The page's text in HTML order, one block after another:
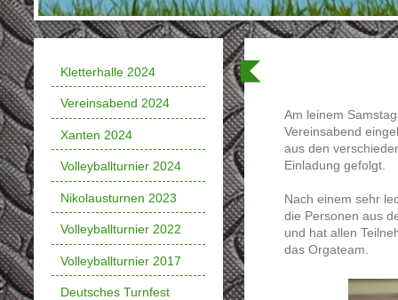
Am leinem
Vereinsabend
aus den
Einladung gefolgt.
Nach einem sehr
die Personen aus
und hat allen
das Orgateam.
Kletterhalle 2024
Vereinsabend 2024
Xanten 2024
Volleyballturnier 2024
Nikolausturnen 2023
Volleyballturnier 2022
Volleyballturnier 2017
Deutsches Turnfest